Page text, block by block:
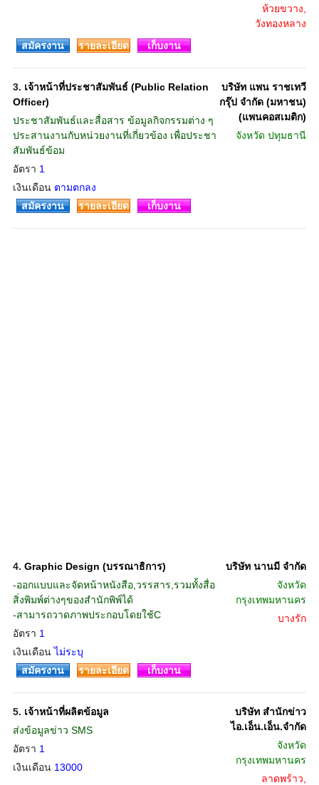
ห้วยขวาง,
วังทองหลาง
สมัครงาน
รายละเอียด เก็บงาน
3. เจ้าหน้าที่ประชาสัมพันธ์ (Public Relation
Officer)
ประชาสัมพันธ์และสื่อสาร ข้อมูลกิจกรรมต่าง ๆ
ประสานงานกับหน่วยงานที่เกี่ยวข้อง เพื่อประชา
สัมพันธ์ข้อม
อัตรา 1
เงินเดือน ตามตกลง
บริษัท แพน ราชเทวี
กรุ๊ป จำกัด (มหาชน)
(แพนคอสเมติก)
จังหวัด ปทุมธานี
สมัครงาน รายละเอียด เก็บงาน
4. Graphic Design (บรรณาธิการ)
-ออกแบบและจัดหน้าหนังสือ,วรรสาร,รวมทั้งสื่อ
สิ่งพิมพ์ต่างๆของสำนักพิพ์ได้
-สามารถวาดภาพประกอบโดยใช้C
อัตรา 1
เงินเดือนไม่ระบุ
บริษัท นานมี จำกัด
จังหวัด
กรุงเทพมหานคร
บางรัก
สมัครงาน รายละเอียด เก็บงาน
5. เจ้าหน้าที่ผลิตข้อมูล
ส่งข้อมูลข่าว SMS
อัตรา 1
เงินเดือน 13000
บริษัท สำนักข่าว
ไอ.เอ็น.เอ็น.จำกัด
จังหวัด
กรุงเทพมหานคร
ลาดพร้าว,